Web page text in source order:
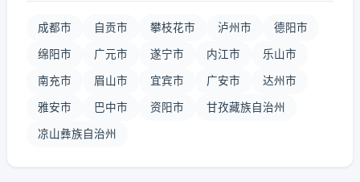
成都市 自贡市 攀枝花市 泸州市 德阳市
绵阳市 广元市 遂宁市 内江市 乐山市
南充市 眉山市 宜宾市 广安市 达州市
雅安市 巴中市 资阳市 甘孜藏族自治州
凉山彝族自治州